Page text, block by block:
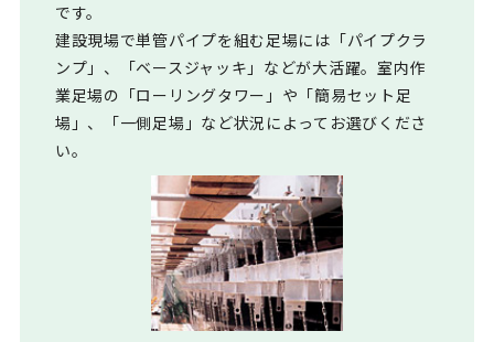
です。
建設現場で単管パイプを組む足場には「パイプクラ
ンプ」、「ベースジャッキ」などが大活躍。室内作
業足場の「ローリングタワー」や「簡易セット足
場」、「一側足場」など状況によってお選びくださ
い。